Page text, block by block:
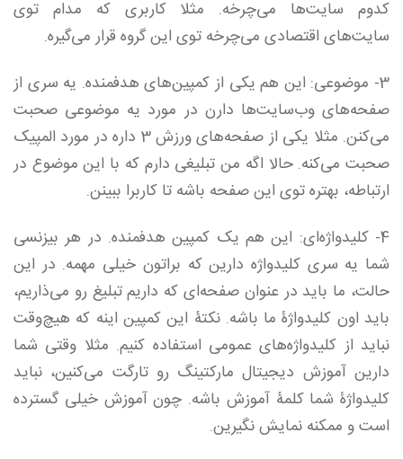
کدوم سایت‌ها می‌چرخه. مثلا کاربری که مدام توی
سایت‌های اقتصادی می‌چرخه توی این گروه قرار می‌گیره.
3- موضوعی: این هم یکی از کمپین‌های هدفمنده. یه سری از
صفحه‌های وب‌سایت‌ها دارن در مورد یه موضوعی صحبت
می‌کنن. مثلا یکی از صفحه‌های ورزش 3 داره در مورد المپیک
صحبت می‌کنه. حالا اگه من تبلیغی دارم که با این موضوع در
ارتباطه، بهتره توی این صفحه باشه تا کاربرا ببینن.
4- کلیدواژه‌ای: این هم یک کمپین هدفمنده. در هر بیزنسی
شما یه سری کلیدواژه دارین که براتون خیلی مهمه. در این
حالت، ما باید در عنوان صفحه‌ای که داریم تبلیغ رو می‌ذاریم،
باید اون کلیدواژۀ ما باشه. نکتۀ این کمپین اینه که هیچ‌وقت
نباید از کلیدواژه‌های عمومی استفاده کنیم. مثلا وقتی شما
دارین آموزش دیجیتال مارکتینگ رو تارگت می‌کنین، نباید
کلیدواژۀ شما کلمۀ آموزش باشه. چون آموزش خیلی گسترده‌
است و ممکنه نمایش نگیرین.